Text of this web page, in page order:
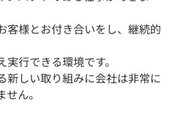
客様とお付き合いをし、継続的
行できる環境です。
新しい取り組みに会社は非常に
ん。